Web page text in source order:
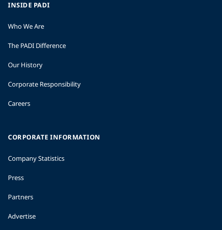
INSIDE PADI
Who We Are
The PADI Difference
Our History
Corporate Responsibility
Careers
CORPORATE INFORMATION
Company Statistics
Press
Partners
Advertise